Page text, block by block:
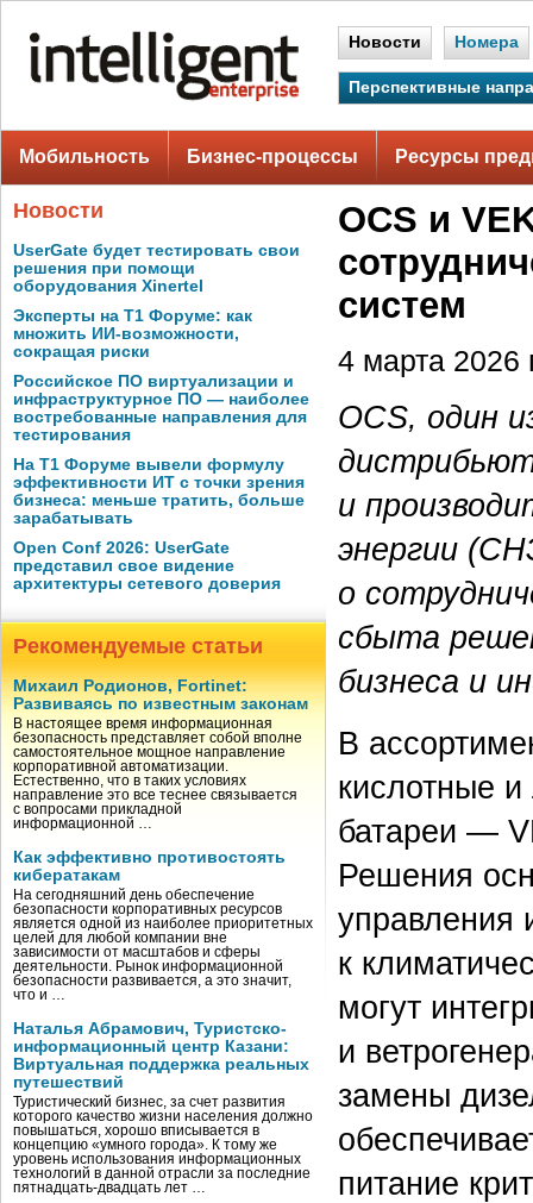
Новости Номера
Перспективные
Мобильность Бизнес-процессы Ресурсы
Новости
UserGate будет тестировать свои
решения при помощи
оборудования Xinertel
Эксперты на Т1 Форуме: как
множить ИИ-возможности,
сокращая риски
Российское ПО виртуализации и
инфраструктурное ПО — наиболее
востребованные направления для
тестирования
На Т1 Форуме вывели формулу
эффективности ИТ с точки зрения
бизнеса: меньше тратить, больше
зарабатывать
Open Conf 2026: UserGate
представил свое видение
архитектуры сетевого доверия
Рекомендуемые статьи
Михаил Родионов, Fortinet:
Развиваясь по известным законам
В настоящее время информационная
безопасность представляет собой вполне
самостоятельное мощное направление
корпоративной автоматизации.
Естественно, что в таких условиях
направление это все теснее связывается
с вопросами прикладной
информационной …
Как эффективно противостоять
кибератакам
На сегодняшний день обеспечение
безопасности корпоративных ресурсов
является одной из наиболее приоритетных
целей для любой компании вне
зависимости от масштабов и сферы
деятельности. Рынок информационной
безопасности развивается, а это значит,
что и …
Наталья Абрамович, Туристско-
информационный центр Казани:
Виртуальная поддержка реальных
путешествий
Туристический бизнес, за счет развития
которого качество жизни населения должно
повышаться, хорошо вписывается в
концепцию «умного города». К тому же
уровень использования информационных
технологий в данной отрасли за последние
пятнадцать-двадцать лет …
OCS и
систем
4 марта 2026
OCS, один
и
энергии
о
сбыта
бизнеса и
В
кислотные
батареи —
Решения
управления
к
могут
и
замены
питание